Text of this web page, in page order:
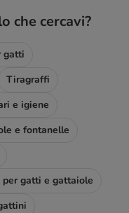
che cercavi?
gatti
Tiragraffi
e igiene
e fontanelle
per gatti e gattaiole